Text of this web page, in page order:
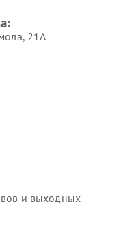
21А
и выходных